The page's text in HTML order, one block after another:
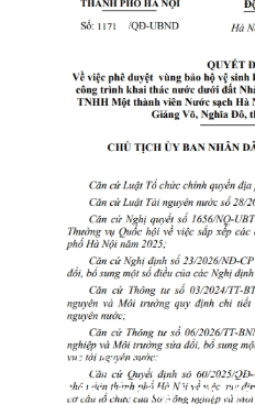
Phê duyệt vùng bảo hộ vệ
hoạt đối với công trình